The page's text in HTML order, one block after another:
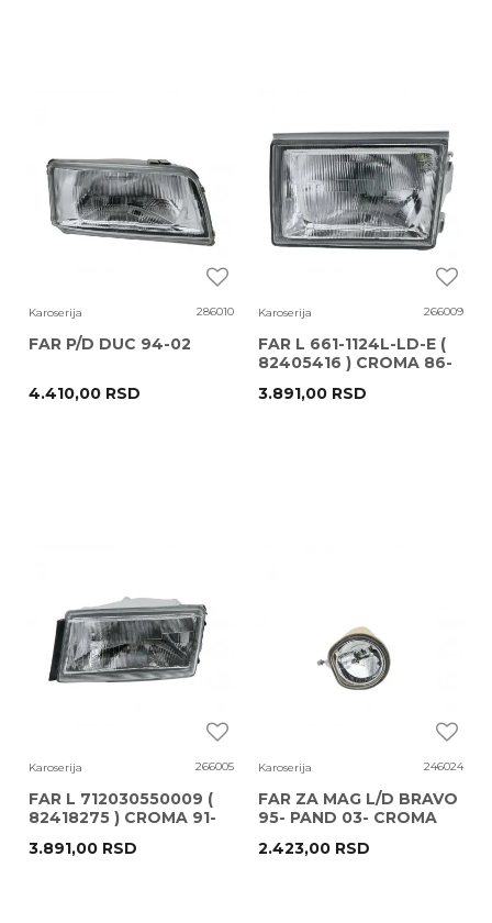
Karoserija 286010
FAR P/D DUC 94-02
4.410,00 RSD
Karoserija 266009
FAR L 661-1124L-LD-E (
82405416 ) CROMA 86-
3.891,00 RSD
Karoserija 266005
FAR L 712030550009 (
82418275 ) CROMA 91-
3.891,00 RSD
Karoserija 246024
FAR ZA MAG L/D BRAVO
95- PAND 03- CROMA
2.423,00 RSD